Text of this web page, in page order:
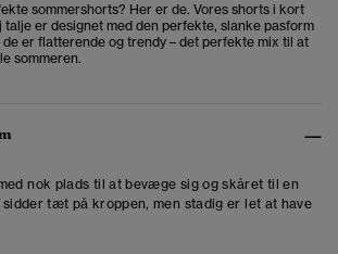
sommershorts? Her er de. Vores shorts i kort
talje er designet med den perfekte, slanke pasform
er flatterende og trendy – det perfekte mix til at
sommeren.
nok plads til at bevæge sig og skåret til en
tæt på kroppen, men stadig er let at have